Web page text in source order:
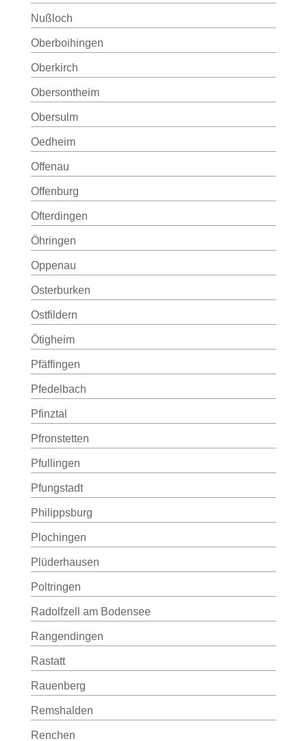
Nußloch
Oberboihingen
Oberkirch
Obersontheim
Obersulm
Oedheim
Offenau
Offenburg
Ofterdingen
Öhringen
Oppenau
Osterburken
Ostfildern
Ötigheim
Pfäffingen
Pfedelbach
Pfinztal
Pfronstetten
Pfullingen
Pfungstadt
Philippsburg
Plochingen
Plüderhausen
Poltringen
Radolfzell am Bodensee
Rangendingen
Rastatt
Rauenberg
Remshalden
Renchen